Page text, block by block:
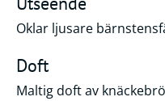
Oklar ljusare
Doft
Maltig doft av